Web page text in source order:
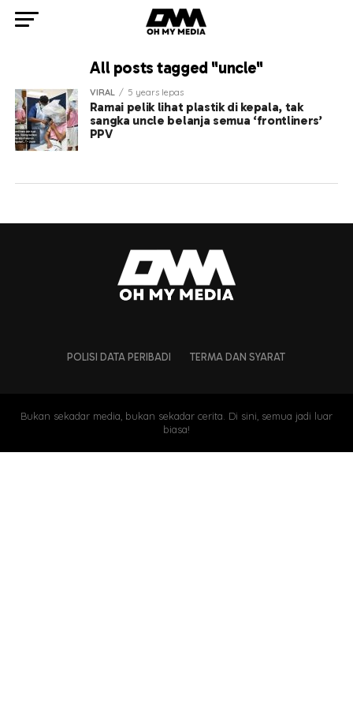
All posts tagged "uncle"
VIRAL 5 years lepas
Ramai pelik lihat plastik di kepala, tak
sangka uncle belanja semua ‘frontliners’
PPV
POLISI DATA PERIBADI TERMA DAN SYARAT
Bukan sekadar media, bukan sekadar cerita. Di sini, semua jadi luar
biasa!